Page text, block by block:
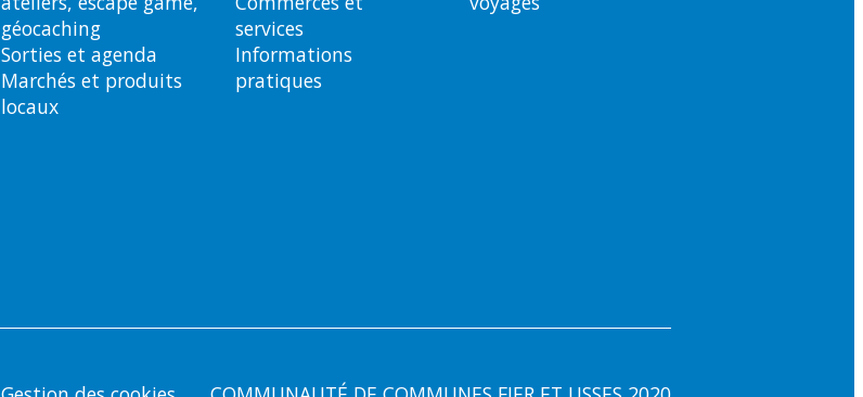
géocaching
Sorties et agenda
Marchés et produits
locaux
services
Informations
pratiques